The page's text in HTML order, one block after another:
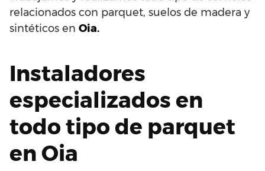
relacionados con parquet, suelos de madera y
sintéticos en Oia.
Instaladores
especializados en
todo tipo de parquet
en Oia